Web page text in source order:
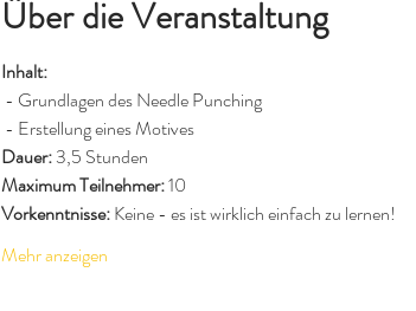
Über die Veranstaltung
Inhalt:
- Grundlagen des Needle Punching
- Erstellung eines Motives
Dauer: 3,5 Stunden
Maximum Teilnehmer: 10
Vorkenntnisse: Keine - es ist wirklich einfach zu lernen!
Mehr anzeigen